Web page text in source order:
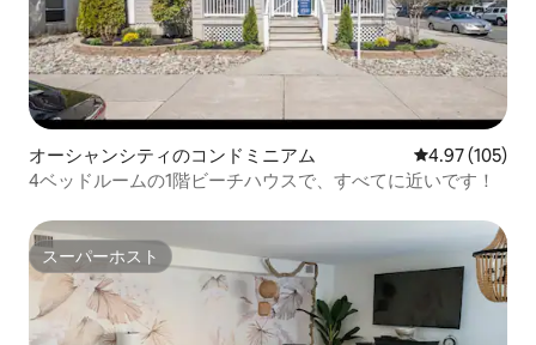
オーシャンシティのコンドミニアム レビュー105
4.97 (105)
4ベッドルームの1階ビーチハウスで、すべてに近いです！
スーパーホスト
スーパーホスト